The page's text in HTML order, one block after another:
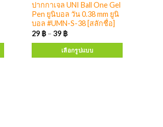
ปากกาเจล UNI Ball One Gel
Pen ยูนิบอล วัน 0.38 mm ยูนิ
บอล #UMN-S-38 [สลักชื่อ]
29 ฿ –39 ฿
เลือกรูปแบบ